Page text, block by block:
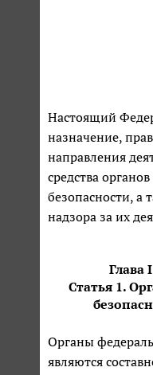
Настоящий
назначение,
направления
средства
безопасности, а
надзора за их
Глава
Статья 1.
Органы
являются